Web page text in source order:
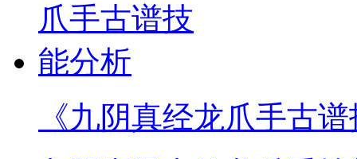
《九阴真经龙爪手古